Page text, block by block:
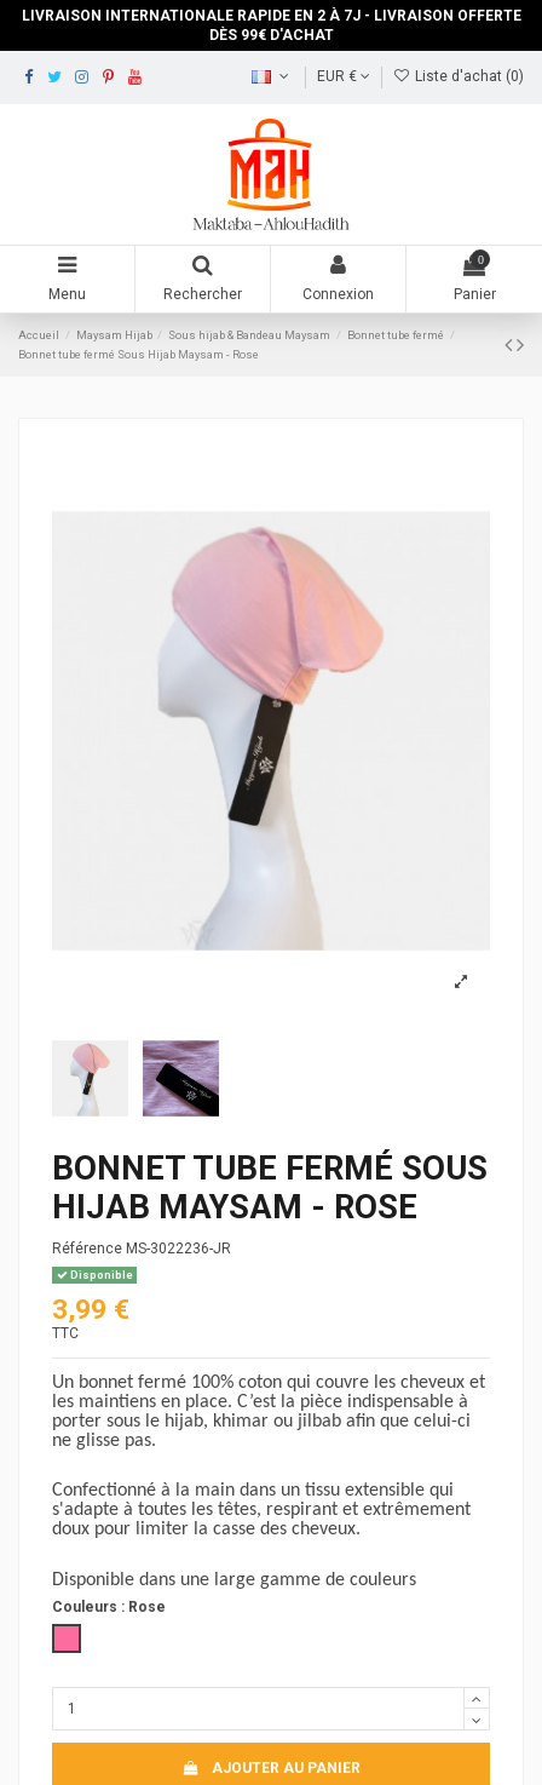
LIVRAISON INTERNATIONALE RAPIDE EN 2 À 7J - LIVRAISON OFFERTE
DÈS 99€ D'ACHAT
EUR € Liste d'achat (0)
Menu Rechercher Connexion
0
Panier
Accueil Maysam Hijab Sous hijab & Bandeau Maysam
Bonnet tube fermé
Bonnet tube fermé Sous Hijab Maysam - Rose
BONNET TUBE FERMÉ SOUS
HIJAB MAYSAM - ROSE
Référence MS-3022236-JR
Disponible
3,99 €
TTC
Un bonnet fermé 100% coton qui couvre les cheveux et
les maintiens en place. C’est la pièce indispensable à
porter sous le hijab, khimar ou jilbab afin que celui-ci
ne glisse pas.
Confectionné à la main dans un tissu extensible qui
s'adapte à toutes les têtes, respirant et extrêmement
doux pour limiter la casse des cheveux.
Disponible dans une large gamme de couleurs
Couleurs : Rose
AJOUTER AU PANIER